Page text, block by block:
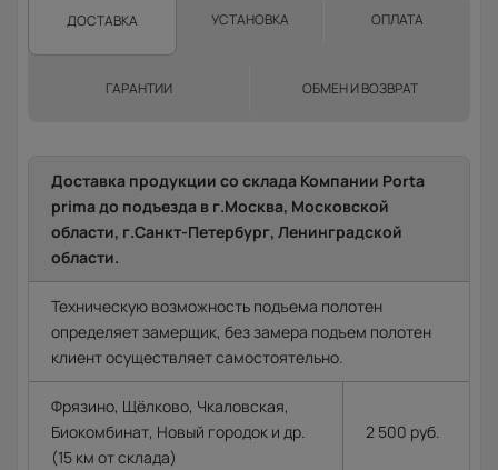
ДОСТАВКА УСТАНОВКА ОПЛАТА
ГАРАНТИИ ОБМЕН И ВОЗВРАТ
Доставка продукции со склада Компании Porta
prima до подъезда в г.Москва, Московской
области, г.Санкт-Петербург, Ленинградской
области.
Техническую возможность подъема полотен
определяет замерщик, без замера подъем полотен
клиент осуществляет самостоятельно.
Фрязино, Щёлково, Чкаловская,
Биокомбинат, Новый городок и др.
(15 км от склада)
2 500 руб.